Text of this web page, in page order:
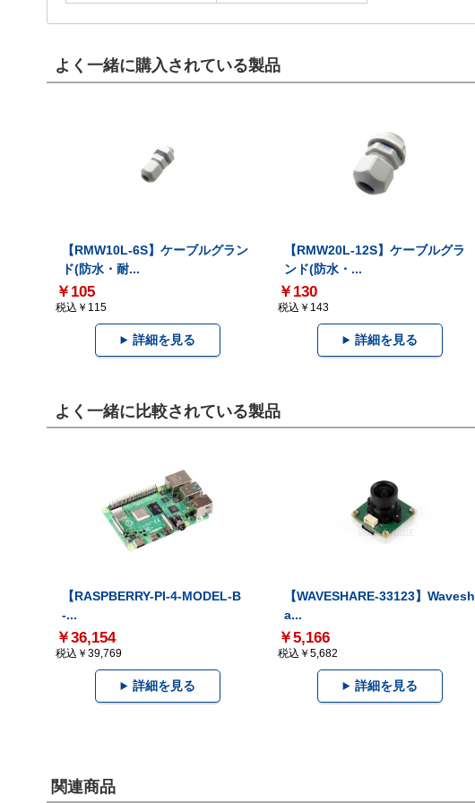
よく一緒に購入されている製品
【RMW10L-6S】ケーブルグラン
ド(防水・耐...
￥105
税込￥115
詳細を見る
【RMW20L-12S】ケーブルグラ
ンド(防水・...
￥130
税込￥143
詳細を見る
よく一緒に比較されている製品
【RASPBERRY-PI-4-MODEL-B
-...
￥36,154
税込￥39,769
詳細を見る
【WAVESHARE-33123】Wavesh
a...
￥5,166
税込￥5,682
詳細を見る
関連商品